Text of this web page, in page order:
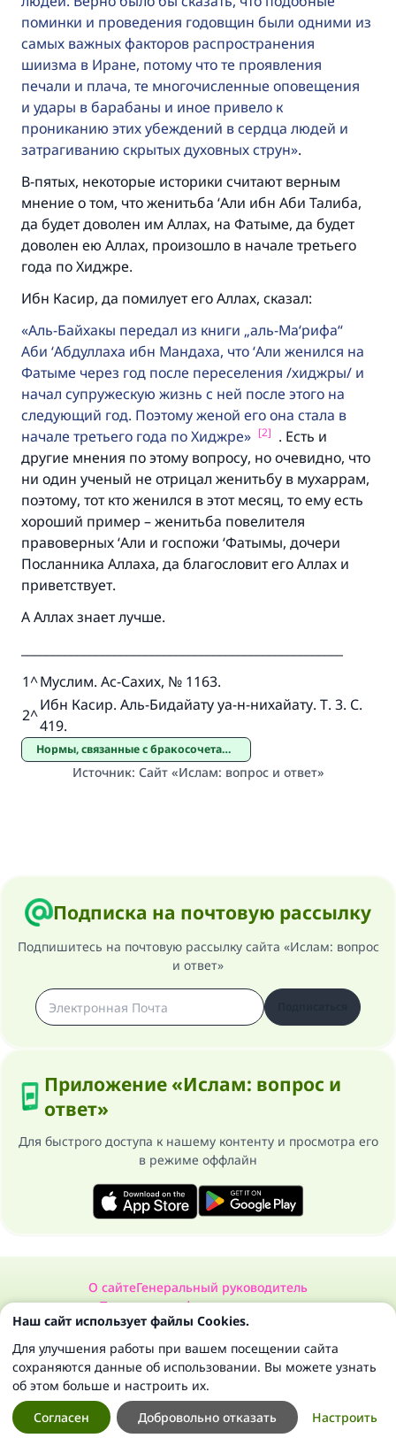
поминки и проведения годовщин были одними из
самых важных факторов распространения
шиизма в Иране, потому что те проявления
печали и плача, те многочисленные оповещения
и удары в барабаны и иное привело к
прониканию этих убеждений в сердца людей и
затрагиванию скрытых духовных струн .
В-пятых, некоторые историки считают верным
мнение о том, что женитьба ‘Али ибн Аби Талиба,
да будет доволен им Аллах, на Фатыме, да будет
доволен ею Аллах, произошло в начале третьего
года по Хиджре.
Ибн Касир, да помилует его Аллах, сказал:
Аль-Байхакы передал из книги „аль-Ма‘рифа“
Аби ‘Абдуллаха ибн Мандаха, что ‘Али женился на
Фатыме через год после переселения /хиджры/ и
начал супружескую жизнь с ней после этого на
следующий год. Поэтому женой его она стала в
начале третьего года по Хиджре
[2] . Есть и
другие мнения по этому вопросу, но очевидно, что
ни один ученый не отрицал женитьбу в мухаррам,
поэтому, тот кто женился в этот месяц, то ему есть
хороший пример – женитьба повелителя
правоверных ‘Али и госпожи ‘Фатымы, дочери
Посланника Аллаха, да благословит его Аллах и
приветствует.
А Аллах знает лучше.
^
1
Муслим. Ас-Сахих, № 1163.
^
2
Ибн Касир. Аль-Бидайату уа-н-нихайату. Т. 3. С.
419.
Нормы, связанные с бракосочетанием
Источник: Сайт «Ислам: вопрос и ответ»
Подписка на почтовую рассылку
Подпишитесь на почтовую рассылку сайта «Ислам: вопрос
и ответ»
Приложение «Ислам: вопрос и
ответ»
Для быстрого доступа к нашему контенту и просмотра его
в режиме оффлайн
О сайтеГенеральный руководитель
Политика конфиденциальности
Сайт «Ислам: вопрос и ответ». Все права защищены 1997-2025 ©
Наш сайт использует файлы Cookies.
Для улучшения работы при вашем посещении сайта
сохраняются данные об использовании. Вы можете узнать
об этом больше и настроить их.
Настроить
Добровольно отказать
Согласен